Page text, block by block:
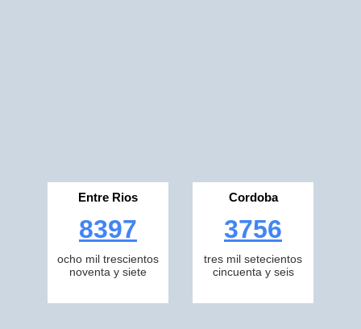
Entre Rios
8397
ocho mil trescientos
noventa y siete
Cordoba
3756
tres mil setecientos
cincuenta y seis